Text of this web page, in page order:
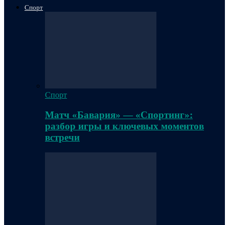
Спорт
Спорт
Матч «Бавария» — «Спортинг»:
разбор игры и ключевых моментов
встречи